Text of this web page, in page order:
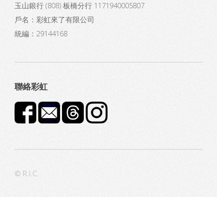
玉山銀行 (808) 板橋分行 1171940005807
戶名：彩虹來了有限公司
統編：29144168
聯絡彩虹
© R.I.C.